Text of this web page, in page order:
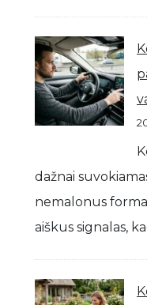
dažnai
nemalonus
aiškus signalas,